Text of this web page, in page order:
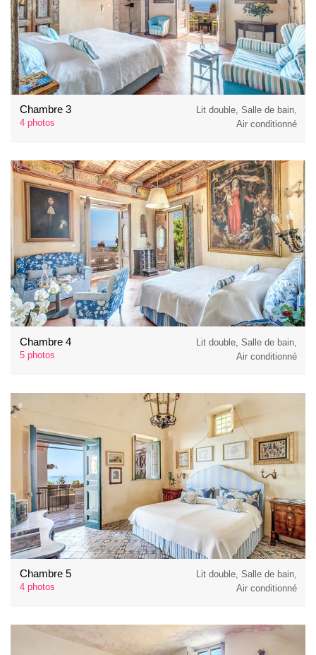
Chambre 3
4 photos
Lit double, Salle de bain,
Air conditionné
Chambre 4
5 photos
Lit double, Salle de bain,
Air conditionné
Chambre 5
4 photos
Lit double, Salle de bain,
Air conditionné